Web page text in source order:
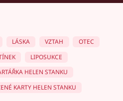
LÁSKA VZTAH
OTEC
LIPOSUKCE
HELEN STANKU
KARTY HELEN STANKU